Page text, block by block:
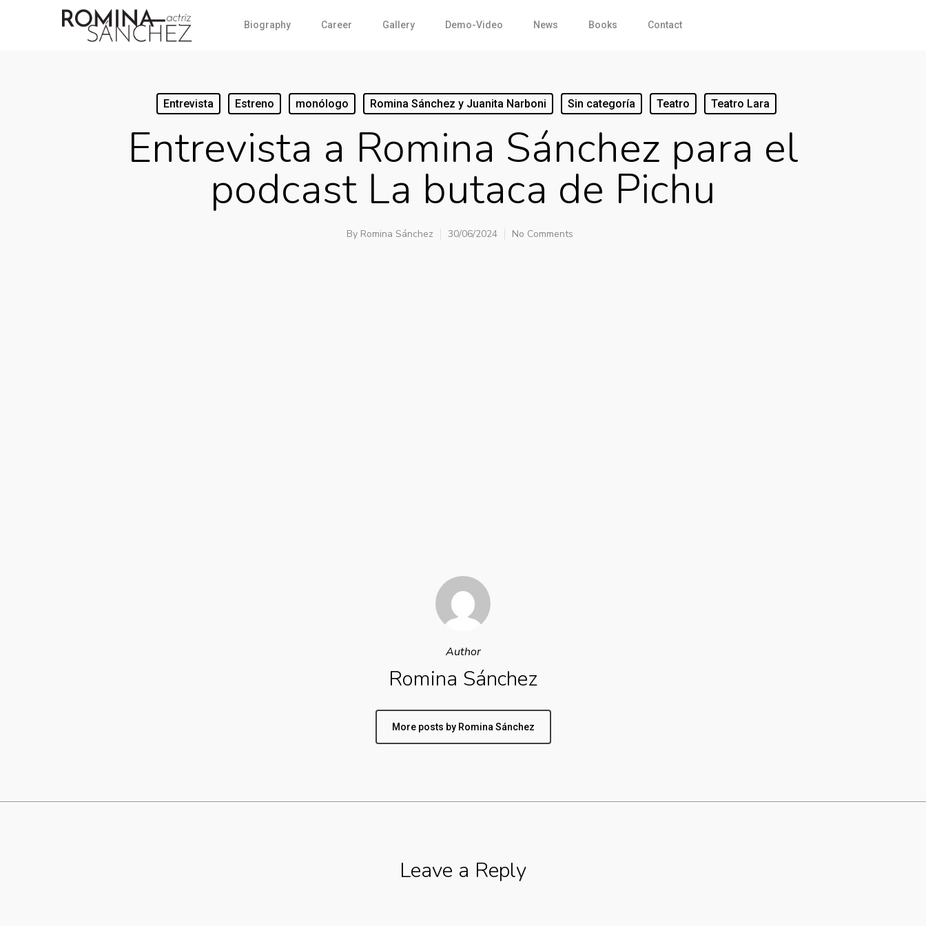
Biography Career Gallery Demo-Video News Books Contact
Entrevista Estreno monólogo Romina Sánchez y Juanita Narboni Sin categoría Teatro Teatro Lara
Entrevista a Romina Sánchez para el
podcast La butaca de Pichu
By Romina Sánchez 30/06/2024 No Comments
Author
Romina Sánchez
More posts by Romina Sánchez
Leave a Reply